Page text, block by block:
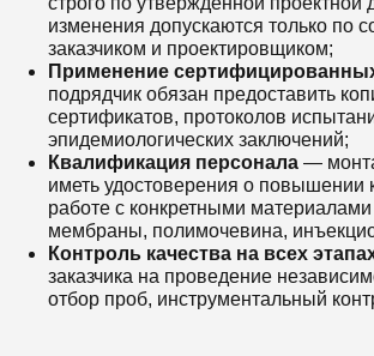
изменения допускаются только по
заказчиком и проектировщиком;
Применение
подрядчик обязан предоставить
сертификатов, протоколов
эпидемиологических заключений;
Квалификация персонала —
иметь удостоверения о повышении
работе с конкретными
мембраны, полимочевина,
Контроль качества на всех
заказчика на проведение
отбор проб, инструментальный